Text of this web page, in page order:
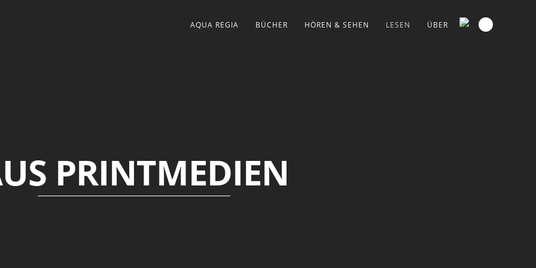
AQUA REGIA BÜCHER HÖREN & SEHEN LESEN ÜBER
PRINTMEDIEN